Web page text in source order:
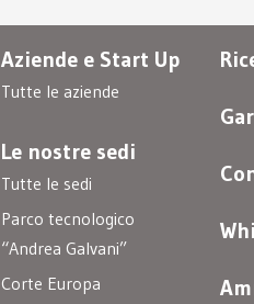
Aziende e Start Up
Tutte le aziende
Le nostre sedi
Tutte le sedi
Parco tecnologico
“Andrea Galvani”
Corte Europa